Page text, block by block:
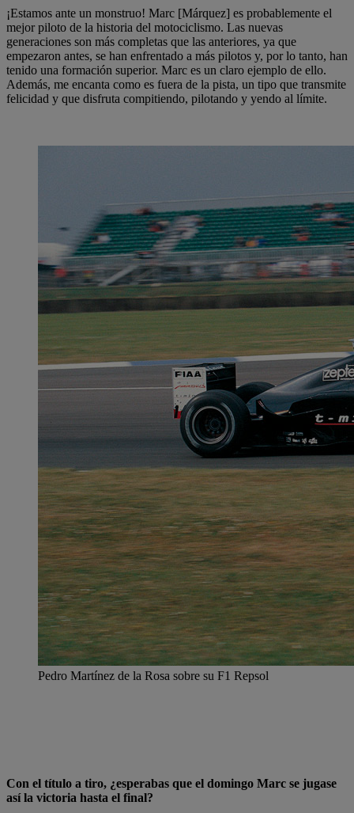
¡Estamos ante un monstruo! Marc [Márquez] es probablemente el
mejor piloto de la historia del motociclismo. Las nuevas
generaciones son más completas que las anteriores, ya que
empezaron antes, se han enfrentado a más pilotos y, por lo tanto, han
tenido una formación superior. Marc es un claro ejemplo de ello.
Además, me encanta como es fuera de la pista, un tipo que transmite
felicidad y que disfruta compitiendo, pilotando y yendo al límite.
Pedro Martínez de la Rosa sobre su F1 Repsol
Con el título a tiro, ¿esperabas que el domingo Marc se jugase
así la victoria hasta el final?